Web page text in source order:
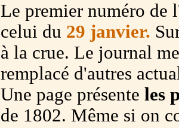
Le premier numéro de
celui du 29 janvier.
à la crue. Le journal
remplacé d'autres
Une page présente les
de 1802. Même si on